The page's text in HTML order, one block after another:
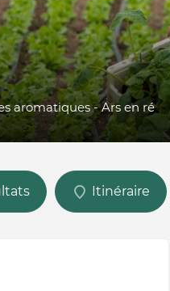
aromatiques - Ars en ré
Itinéraire